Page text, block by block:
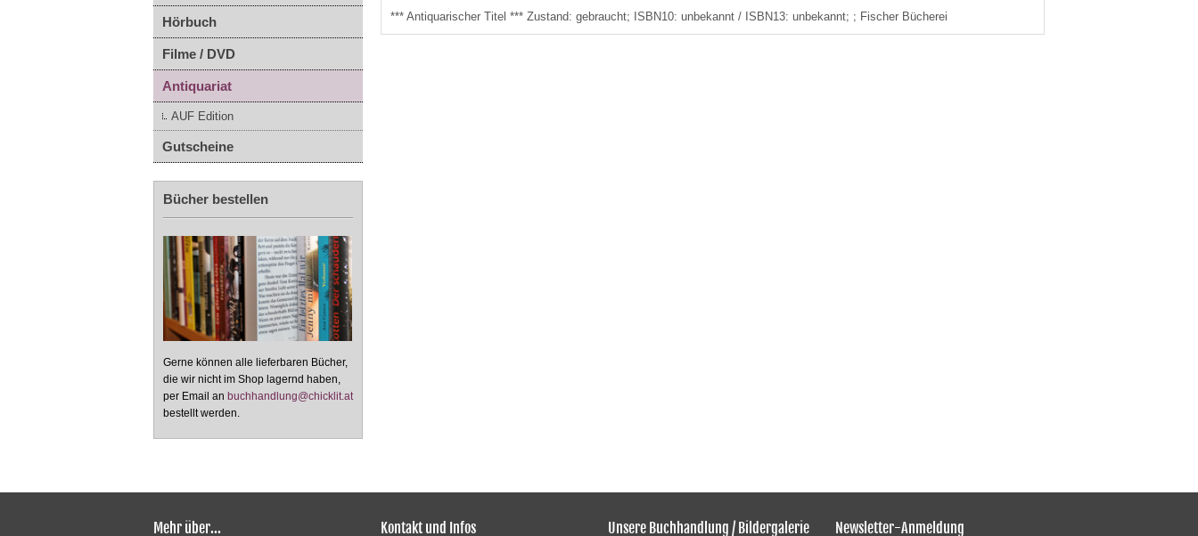
Hörbuch
Filme / DVD
Antiquariat
AUF Edition
Gutscheine
Bücher bestellen
Gerne können alle lieferbaren Bücher,
die wir nicht im Shop lagernd haben,
per Email an buchhandlung@chicklit.at
bestellt werden.
*** Antiquarischer Titel *** Zustand: gebraucht; ISBN10: unbekannt / ISBN13: unbekannt; ; Fischer Bücherei
Mehr über... Kontakt und Infos Unsere Buchhandlung / Bildergalerie Newsletter-Anmeldung